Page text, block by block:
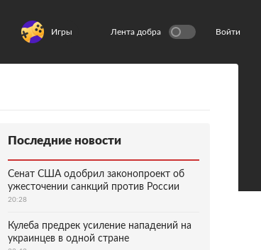
Игры Лента добра Войти
Последние новости
Сенат США одобрил законопроект об
ужесточении санкций против России
20:28
Кулеба предрек усиление нападений на
украинцев в одной стране